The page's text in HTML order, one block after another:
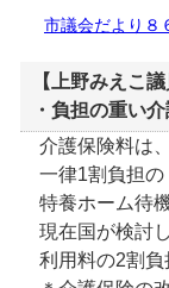
市議会だより８
【上野みえこ
・負担の重い
介護保険料は
一律1割負担の
特養ホーム待
現在国が検討
利用料の2割負